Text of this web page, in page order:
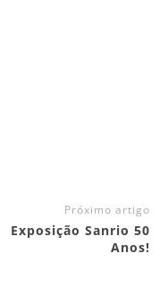
Próximo artigo
Exposição Sanrio 50
Anos!